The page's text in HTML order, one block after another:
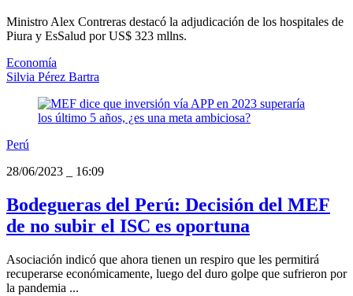
Ministro Alex Contreras destacó la adjudicación de los hospitales de
Piura y EsSalud por US$ 323 mllns.
Economía
Silvia Pérez Bartra
Perú
28/06/2023
16:09
Bodegueras del Perú: Decisión del MEF
de no subir el ISC es oportuna
Asociación indicó que ahora tienen un respiro que les permitirá
recuperarse económicamente, luego del duro golpe que sufrieron por
la pandemia ...